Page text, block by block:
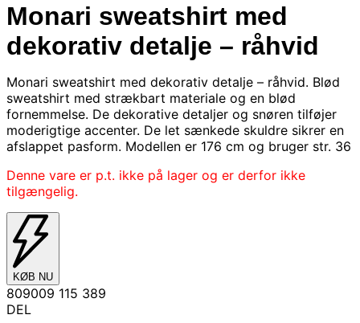
Monari sweatshirt med
dekorativ detalje – råhvid
Monari sweatshirt med dekorativ detalje – råhvid. Blød
sweatshirt med strækbart materiale og en blød
fornemmelse. De dekorative detaljer og snøren tilføjer
moderigtige accenter. De let sænkede skuldre sikrer en
afslappet pasform. Modellen er 176 cm og bruger str. 36
Denne vare er p.t. ikke på lager og er derfor ikke
tilgængelig.
KØB NU
809009 115 389
DEL